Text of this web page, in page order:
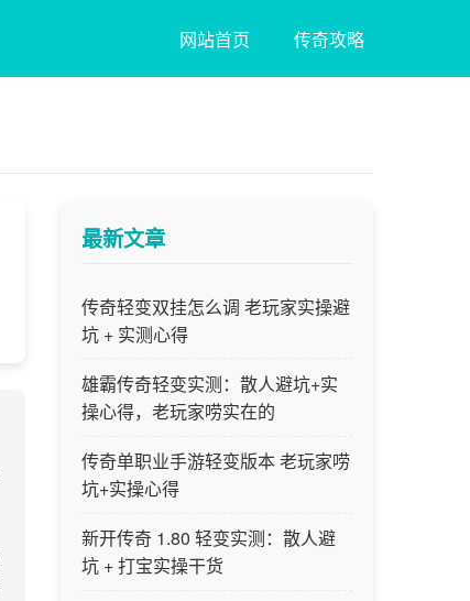
网站首页 传奇攻略
最新文章
传奇轻变双挂怎么调 老玩家实操避
坑 + 实测心得
雄霸传奇轻变实测：散人避坑+实
操心得，老玩家唠实在的
传奇单职业手游轻变版本 老玩家唠
坑+实操心得
新开传奇 1.80 轻变实测：散人避
坑 + 打宝实操干货